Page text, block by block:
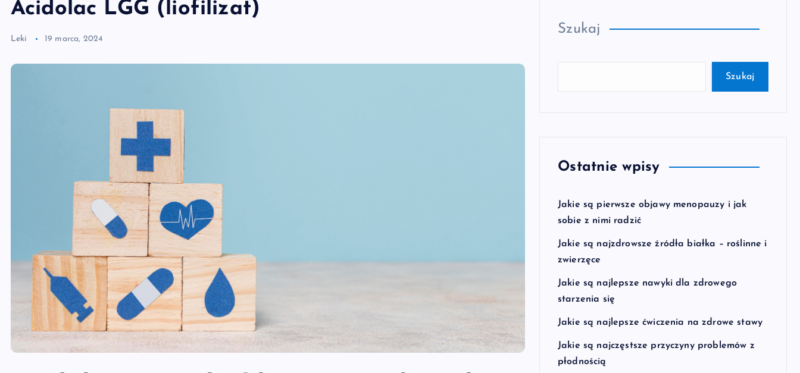
Acidolac LGG (liofilizat)
Leki 19 marca, 2024
Szukaj
Szukaj
Ostatnie wpisy
Jakie są pierwsze objawy menopauzy i jak
sobie z nimi radzić
Jakie są najzdrowsze źródła białka – roślinne i
zwierzęce
Jakie są najlepsze nawyki dla zdrowego
starzenia się
Jakie są najlepsze ćwiczenia na zdrowe stawy
Jakie są najczęstsze przyczyny problemów z
płodnością